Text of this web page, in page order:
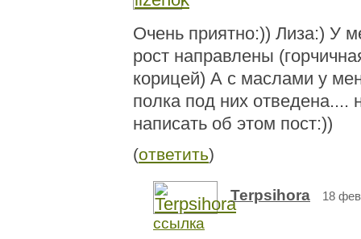
Очень приятно:)) Лиза:) У
рост направлены
корицей) А с маслами у
полка под них отведена....
написать об этом пост:))
(ответить)
Terpsihora 18
ссылка